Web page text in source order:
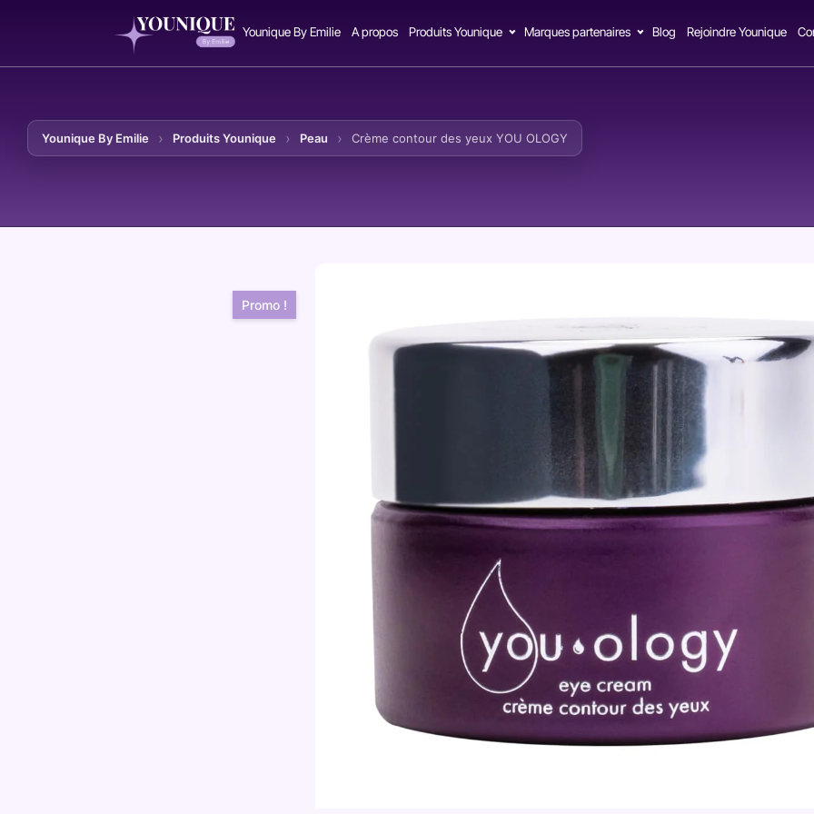
Younique By Emilie A propos Produits Younique Marques partenaires Blog Rejoindre Younique
Younique By Emilie Produits Younique Peau Crème contour des yeux YOU OLOGY
Aller au contenu
Promo !